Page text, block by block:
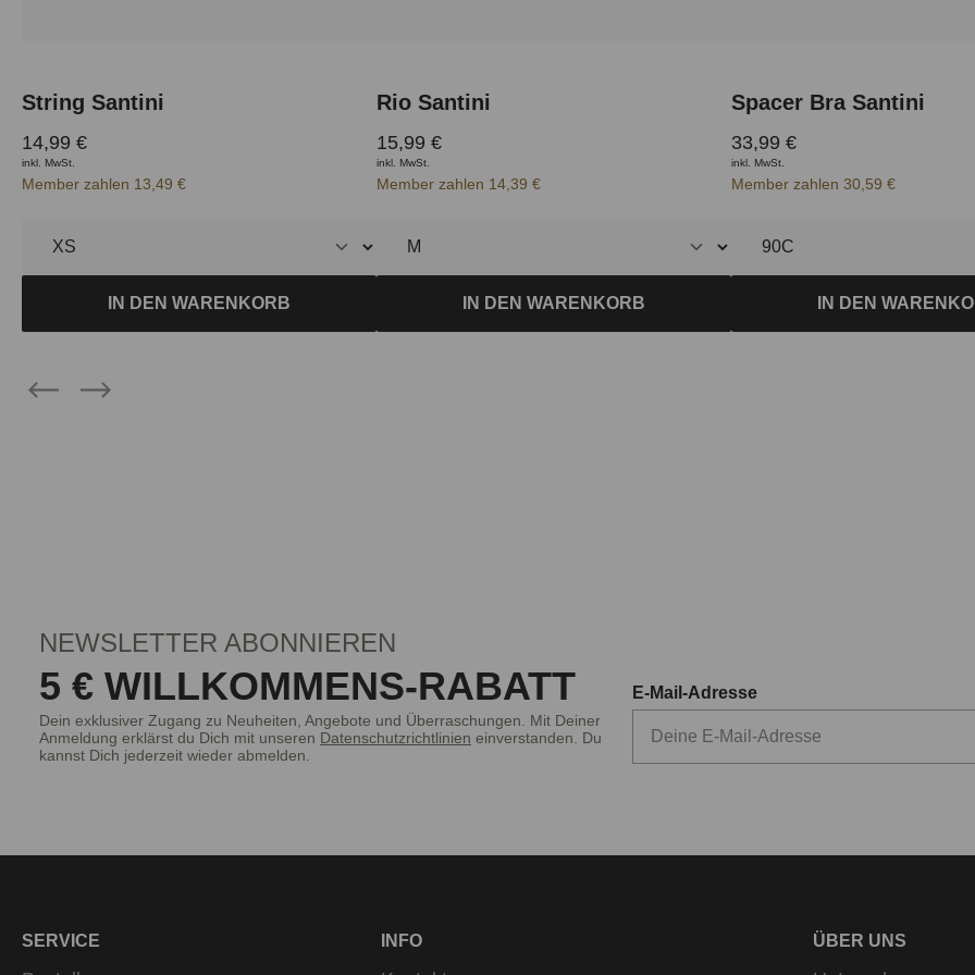
String Santini
14,99 €
inkl. MwSt.
Member zahlen 13,49 €
IN DEN WARENKORB
Rio Santini
15,99 €
inkl. MwSt.
Member zahlen 14,39 €
IN DEN WARENKORB
Spacer Bra Santini
33,99 €
inkl. MwSt.
Member zahlen 30,59 €
IN DEN
NEWSLETTER ABONNIEREN
5 € WILLKOMMENS-RABATT
Dein exklusiver Zugang zu Neuheiten, Angebote und Überraschungen. Mit Deiner
Anmeldung erklärst du Dich mit unseren Datenschutzrichtlinien einverstanden. Du
kannst Dich jederzeit wieder abmelden.
E-Mail-Adresse
SERVICE INFO ÜBER UNS